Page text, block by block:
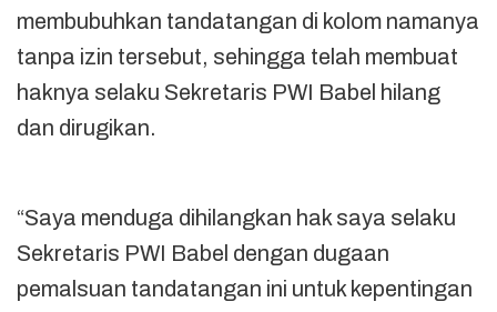
membubuhkan tandatangan di kolom namanya
tanpa izin tersebut, sehingga telah membuat
haknya selaku Sekretaris PWI Babel hilang
dan dirugikan.
“Saya menduga dihilangkan hak saya selaku
Sekretaris PWI Babel dengan dugaan
pemalsuan tandatangan ini untuk kepentingan